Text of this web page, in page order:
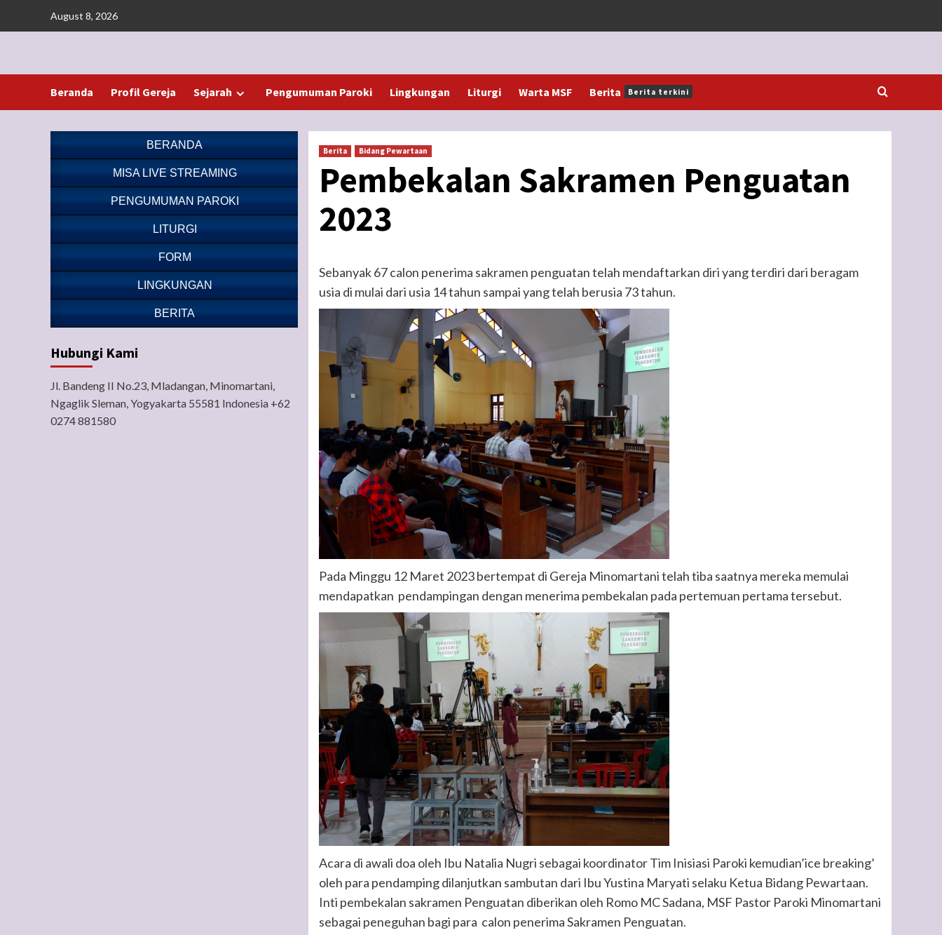
August 8, 2026
Beranda Profil Gereja Sejarah Pengumuman Paroki Lingkungan Liturgi Warta MSF Berita Berita terkini
Berita Bidang Pewartaan
Pembekalan Sakramen Penguatan
2023
Sebanyak 67 calon penerima sakramen penguatan telah mendaftarkan diri yang terdiri dari beragam
usia di mulai dari usia 14 tahun sampai yang telah berusia 73 tahun.
Pada Minggu 12 Maret 2023 bertempat di Gereja Minomartani telah tiba saatnya mereka memulai
mendapatkan pendampingan dengan menerima pembekalan pada pertemuan pertama tersebut.
Acara di awali doa oleh Ibu Natalia Nugri sebagai koordinator Tim Inisiasi Paroki kemudian’ice breaking’
oleh para pendamping dilanjutkan sambutan dari Ibu Yustina Maryati selaku Ketua Bidang Pewartaan.
Inti pembekalan sakramen Penguatan diberikan oleh Romo MC Sadana, MSF Pastor Paroki Minomartani
sebagai peneguhan bagi para calon penerima Sakramen Penguatan.
BERANDA
MISA LIVE STREAMING
PENGUMUMAN PAROKI
LITURGI
FORM
LINGKUNGAN
BERITA
Hubungi Kami
Jl. Bandeng II No.23, Mladangan, Minomartani,
Ngaglik Sleman, Yogyakarta 55581 Indonesia +62
0274 881580